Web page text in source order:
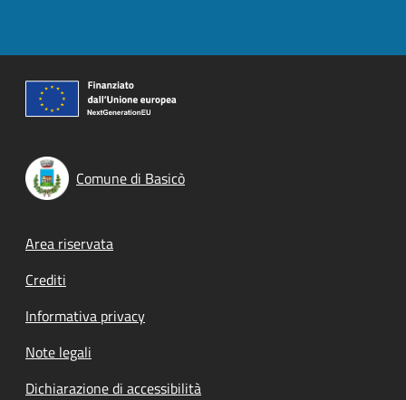
Comune di Basicò
Footer menu
Area riservata
Crediti
Informativa privacy
Note legali
Dichiarazione di accessibilità